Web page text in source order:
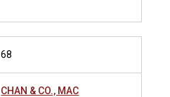
68
CHAN & CO., MAC